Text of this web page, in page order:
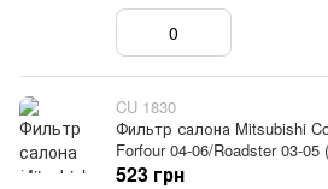
CU 1830
Фильтр салона Mitsubishi
Forfour 04-06/Roadster 03-05
523 грн